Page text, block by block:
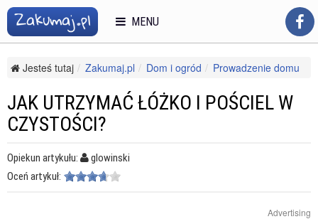
Jesteś tutaj Zakumaj.pl Dom i ogród
Prowadzenie domu
JAK UTRZYMAĆ ŁÓŻKO I POŚCIEL W
CZYSTOŚCI?
Opiekun artykułu:
glowinski
Oceń artykuł:
Advertising
MENU